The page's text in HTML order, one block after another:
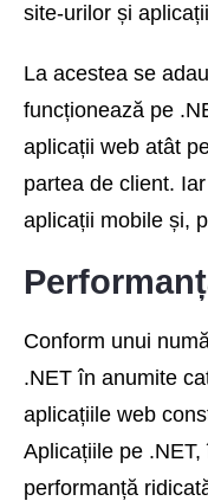
site-urilor și
La acestea se
funcționează pe
aplicații web atât
partea de client.
aplicații mobile și,
Conform unui
.NET în anumite
aplicațiile web
Aplicațiile pe
performanță